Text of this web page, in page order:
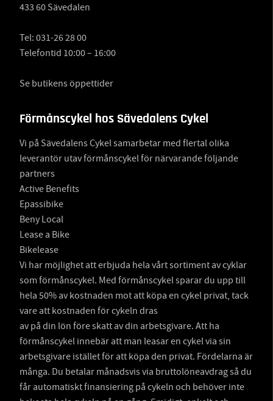
433 60 Sävedalen
Tel: 031-26 28 00
Telefontid 10:00 – 16:00
Se butikens öppettider
Förmånscykel hos Sävedalens Cykel
Vi på Sävedalens Cykel samarbetar med flertal olika
leverantör utav förmånscykel för närvarande följande
partners
Active Benefits
Epassibike
Beny Local
Lease a Bike
Bikelease
Vi har möjlighet att erbjuda hela vårt sortiment av cyklar
som förmånscykel. Med förmånscykel sparar du upp till
hela 50% av kostnaden mot att köpa en cykel privat, tack
vare att kostnaden för cykeln dras
av på din lön före skatt av din arbetsgivare. Att ha
förmånscykel innebär att man leasar en cykel via sin
arbetsgivare istället för att köpa den privat. Fördelarna är
många. Du betalar månadsvis via bruttolöneavdrag så du
får automatiskt finansiering på cykeln och behöver inte